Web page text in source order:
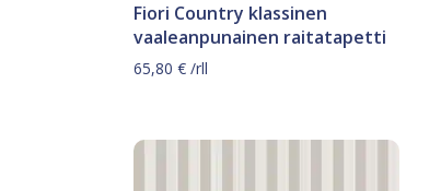
Fiori Country klassinen
vaaleanpunainen raitatapetti
65,80 € /rll